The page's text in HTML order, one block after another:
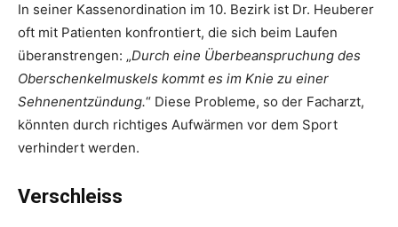
In seiner Kassenordination im 10. Bezirk ist Dr. Heuberer
oft mit Patienten konfrontiert, die sich beim Laufen
überanstrengen: „Durch eine Überbeanspruchung des
Oberschenkelmuskels kommt es im Knie zu einer
Sehnenentzündung.“ Diese Probleme, so der Facharzt,
könnten durch richtiges Aufwärmen vor dem Sport
verhindert werden.
Verschleiss